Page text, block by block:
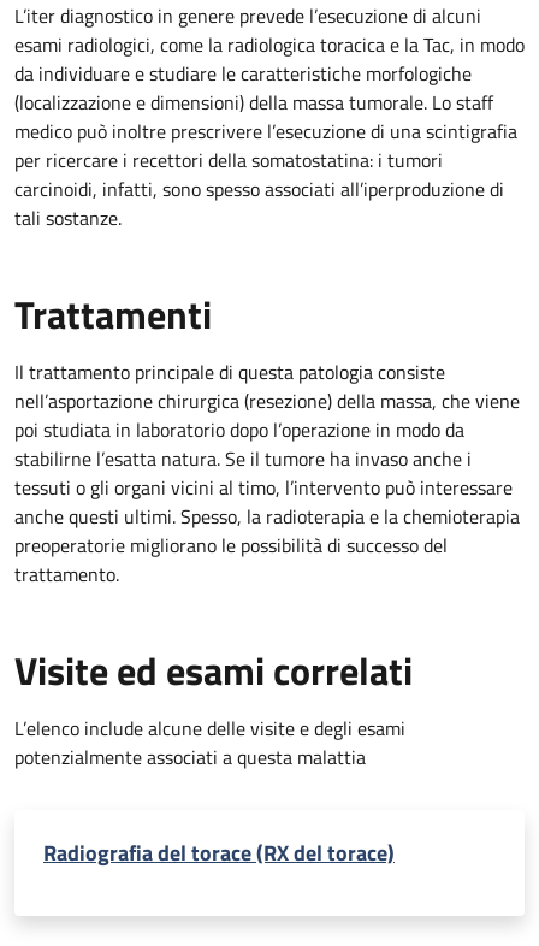
L’iter diagnostico in genere prevede l’esecuzione di alcuni
esami radiologici, come la radiologica toracica e la Tac, in modo
da individuare e studiare le caratteristiche morfologiche
(localizzazione e dimensioni) della massa tumorale. Lo staff
medico può inoltre prescrivere l’esecuzione di una scintigrafia
per ricercare i recettori della somatostatina: i tumori
carcinoidi, infatti, sono spesso associati all’iperproduzione di
tali sostanze.
Trattamenti
Il trattamento principale di questa patologia consiste
nell’asportazione chirurgica (resezione) della massa, che viene
poi studiata in laboratorio dopo l’operazione in modo da
stabilirne l’esatta natura. Se il tumore ha invaso anche i
tessuti o gli organi vicini al timo, l’intervento può interessare
anche questi ultimi. Spesso, la radioterapia e la chemioterapia
preoperatorie migliorano le possibilità di successo del
trattamento.
Visite ed esami correlati
L’elenco include alcune delle visite e degli esami
potenzialmente associati a questa malattia
Radiografia del torace (RX del torace)